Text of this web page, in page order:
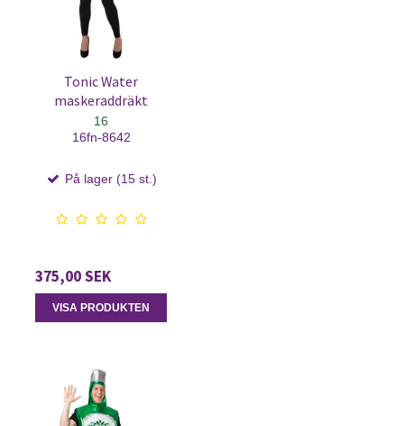
Tonic Water
maskeraddräkt
16
16fn-8642
På lager (15 st.)
375,00 SEK
VISA PRODUKTEN